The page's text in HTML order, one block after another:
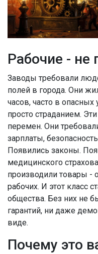
Рабочие - не
Заводы требовали
полей в города. Они
часов, часто в
просто страданием.
перемен. Они
зарплаты,
Появились законы.
медицинского
производили товары -
рабочих. И этот класс
общества. Без них не
гарантий, ни даже
виде.
Почему это